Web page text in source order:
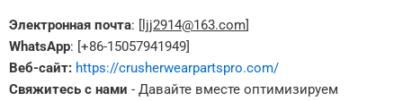
Электронная почта: [ ljj2914@163.com]
WhatsApp: [+86-15057941949]
Веб-сайт: https://crusherwearpartspro.com/
Свяжитесь с нами - Давайте вместе оптимизируем